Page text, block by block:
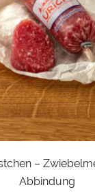
–
Abbindung